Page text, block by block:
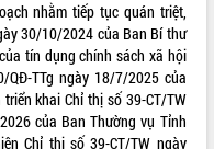
nhằm tiếp tục quán triệt,
30/10/2024 của Ban Bí thư
tín dụng chính sách xã hội
QĐ-TTg ngày 18/7/2025 của
khai Chỉ thị số 39-CT/TW
của Ban Thường vụ Tỉnh
Chỉ thị số 39-CT/TW ngày